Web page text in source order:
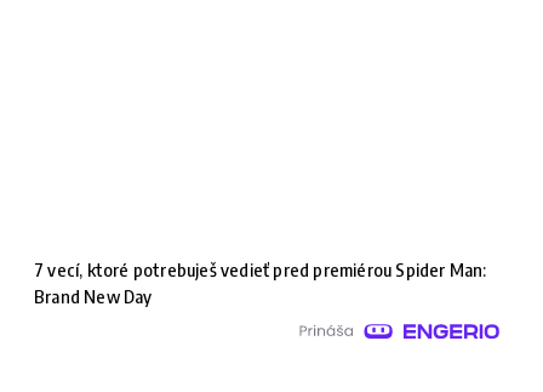
7 vecí, ktoré potrebuješ vedieť pred premiérou Spider Man:
Brand New Day